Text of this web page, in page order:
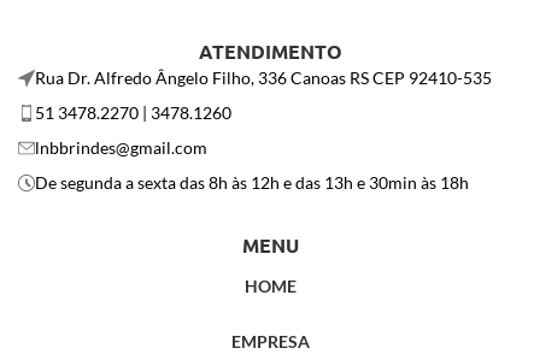
ATENDIMENTO
Rua Dr. Alfredo Ângelo Filho, 336 Canoas RS CEP 92410-535
51 3478.2270 | 3478.1260
lnbbrindes@gmail.com
De segunda a sexta das 8h às 12h e das 13h e 30min às 18h
MENU
HOME
EMPRESA